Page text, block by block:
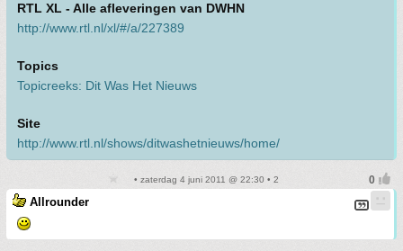
RTL XL - Alle afleveringen van DWHN
http://www.rtl.nl/xl/#/a/227389
Topics
Topicreeks: Dit Was Het Nieuws
Site
http://www.rtl.nl/shows/ditwashetnieuws/home/
• zaterdag 4 juni 2011 @ 22:30 • 2
Allrounder